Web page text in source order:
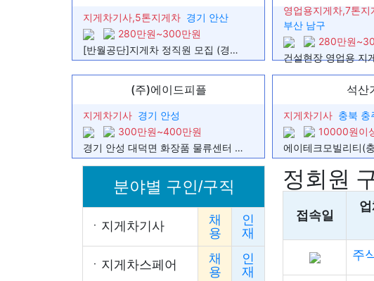
용인 원삼 SK하이닉스 지게차 기사님 모십니다
평택 청북읍 주5일 9시~6시 295만원
평택 청북읍 지게차 사원 모십니다. 주간근무 주5일 월295만원
4.5톤~5톤 지게차 기사 구직
지게차 기사님 구인합니다.
지게차기사/ 5톤지게차
지게차기사,5톤지게차 경기 안산
280만원~300만원
[반월공단]지게차 정직원 모집 (경력우대)
영업용지게차,7톤
부산 남구
280만원
(주)에이드피플
지게차기사 경기 안성
300만원~400만원
경기 안성 대덕면 화장품 물류센터 입,좌식 병행 지게차 기사 채용
석산
지게차기사 충북 충
10000원이
분야별 구인/구직
ㆍ 지게차기사
채
용
인
재
ㆍ 지게차스페어
채
용
인
재
정회원
접속일